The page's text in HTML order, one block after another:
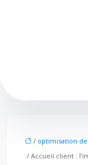
/ optimisation
/ Accueil client :